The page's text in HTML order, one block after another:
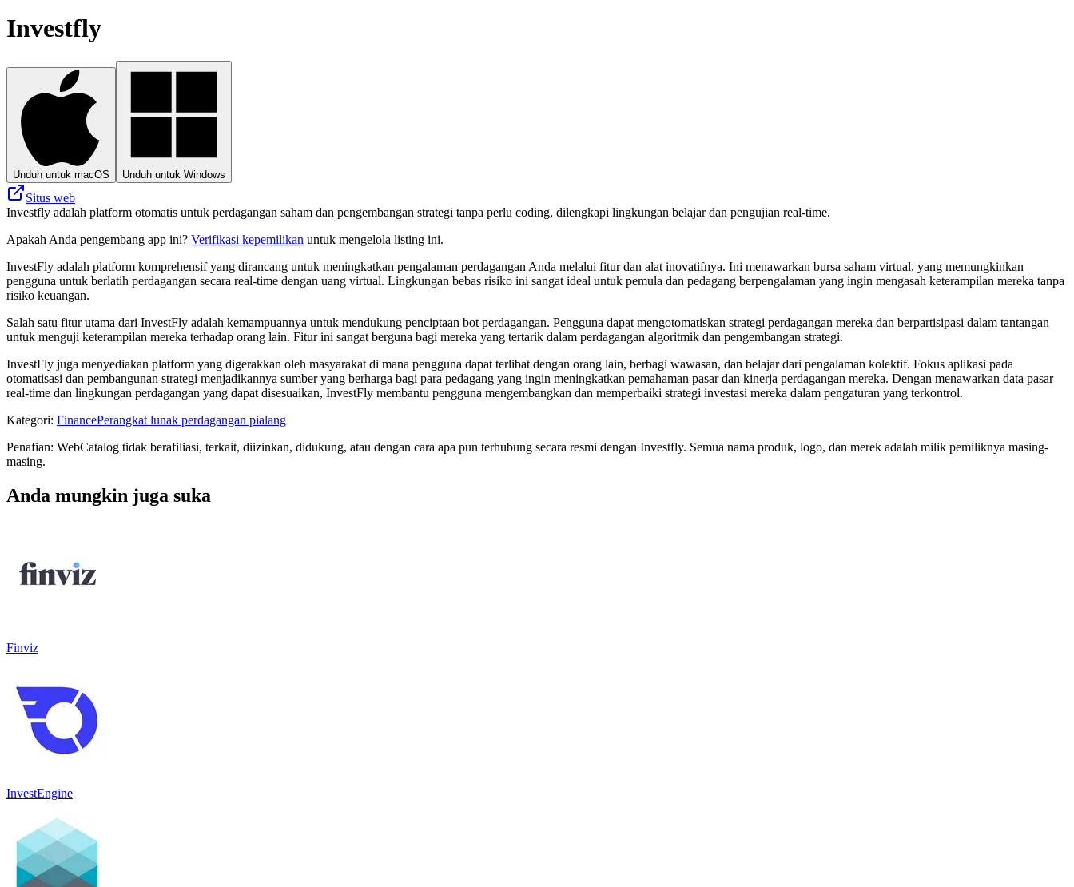
Investfly
Unduh untuk macOS Unduh untuk Windows
Situs web
Investfly adalah platform otomatis untuk perdagangan saham dan pengembangan strategi tanpa perlu coding, dilengkapi lingkungan belajar dan pengujian real-time.
Apakah Anda pengembang app ini? Verifikasi kepemilikan untuk mengelola listing ini.
InvestFly adalah platform komprehensif yang dirancang untuk meningkatkan pengalaman perdagangan Anda melalui fitur dan alat inovatifnya. Ini menawarkan bursa saham virtual, yang memungkinkan
pengguna untuk berlatih perdagangan secara real-time dengan uang virtual. Lingkungan bebas risiko ini sangat ideal untuk pemula dan pedagang berpengalaman yang ingin mengasah keterampilan mereka tanpa
risiko keuangan.
Salah satu fitur utama dari InvestFly adalah kemampuannya untuk mendukung penciptaan bot perdagangan. Pengguna dapat mengotomatiskan strategi perdagangan mereka dan berpartisipasi dalam tantangan
untuk menguji keterampilan mereka terhadap orang lain. Fitur ini sangat berguna bagi mereka yang tertarik dalam perdagangan algoritmik dan pengembangan strategi.
InvestFly juga menyediakan platform yang digerakkan oleh masyarakat di mana pengguna dapat terlibat dengan orang lain, berbagi wawasan, dan belajar dari pengalaman kolektif. Fokus aplikasi pada
otomatisasi dan pembangunan strategi menjadikannya sumber yang berharga bagi para pedagang yang ingin meningkatkan pemahaman pasar dan kinerja perdagangan mereka. Dengan menawarkan data pasar
real-time dan lingkungan perdagangan yang dapat disesuaikan, InvestFly membantu pengguna mengembangkan dan memperbaiki strategi investasi mereka dalam pengaturan yang terkontrol.
Kategori: FinancePerangkat lunak perdagangan pialang
Penafian: WebCatalog tidak berafiliasi, terkait, diizinkan, didukung, atau dengan cara apa pun terhubung secara resmi dengan Investfly. Semua nama produk, logo, dan merek adalah milik pemiliknya masing-
masing.
Anda mungkin juga suka
Finviz
InvestEngine